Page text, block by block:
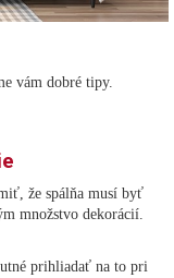
vám dobré tipy.
že spálňa musí byť
množstvo dekorácií.
prihliadať na to pri